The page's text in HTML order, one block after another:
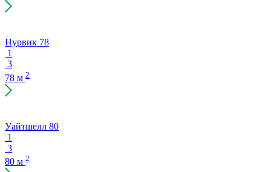
Нурвик 78
1
3
78 м 2
Уайтшелл 80
1
3
80 м 2